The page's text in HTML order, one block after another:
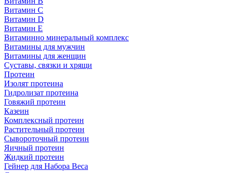
Витамин C
Витамин D
Витамин E
Витаминно минеральный комплекс
Витамины для мужчин
Витамины для женщин
Суставы, связки и хрящи
Протеин
Изолят протеина
Гидролизат протеина
Говяжий протеин
Казеин
Комплексный протеин
Растительный протеин
Сывороточный протеин
Яичный протеин
Жидкий протеин
Гейнер для Набора Веса